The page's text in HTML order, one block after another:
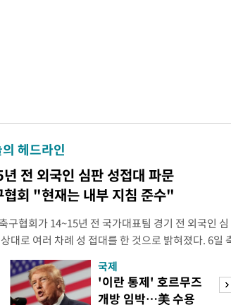
헤드라인
전 외국인 심판 성접대 파문
협회 "현재는 내부 지침 준수"
구협회가 14~15년 전 국가대표팀 경기 전 외국인 심
대로 여러 차례 성 접대를 한 것으로 밝혀졌다. 6일
에 따르면 국회의 한 의원실은 축구협회가 2011~2012
심판 10여 명에게 성 접대한 사실을 확인했다. 당시
회는 외국인 심판과 감독관 등 10여 명에게 한 번에
국제
'이란 통제' 호르무즈
개방 임박…美 수용